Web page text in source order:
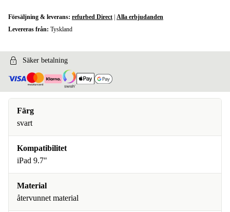
Försäljning & leverans: refurbed Direct Alla erbjudanden
Levereras från: Tyskland
Säker betalning
Färg
svart
Kompatibilitet
iPad 9.7"
Material
återvunnet material